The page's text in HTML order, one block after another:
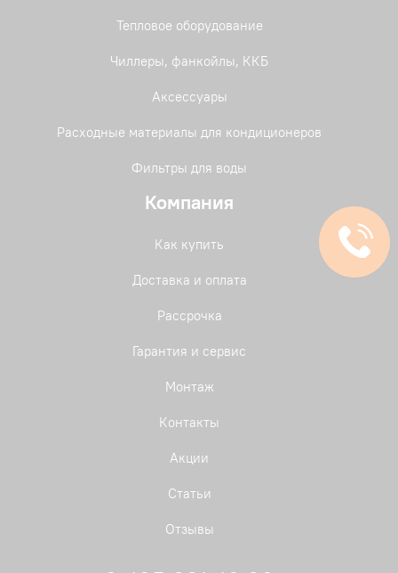
Тепловое оборудование
Чиллеры, фанкойлы, ККБ
Аксессуары
Расходные материалы для кондиционеров
Фильтры для воды
Компания
Как купить
Доставка и оплата
Рассрочка
Гарантия и сервис
Монтаж
Контакты
Акции
Статьи
Отзывы